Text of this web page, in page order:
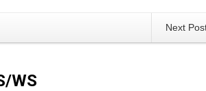
Next
WS